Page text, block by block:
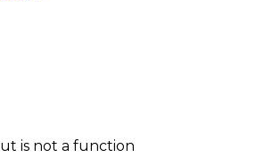
is not a function